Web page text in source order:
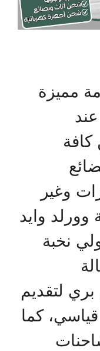
مميزة
كافة
وغير
وايد
نخبة
لتقديم
كما